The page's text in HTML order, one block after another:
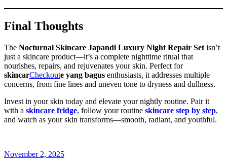
Final Thoughts
The Nocturnal Skincare Japandi Luxury Night Repair Set isn’t
just a skincare product—it’s a complete nighttime ritual that
nourishes, repairs, and rejuvenates your skin. Perfect for
skincarCheckoute yang bagus enthusiasts, it addresses multiple
concerns, from fine lines and uneven tone to dryness and dullness.
Invest in your skin today and elevate your nightly routine. Pair it
with a skincare fridge, follow your routine skincare step by step,
and watch as your skin transforms—smooth, radiant, and youthful.
November 2, 2025